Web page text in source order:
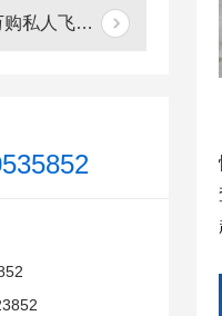
英语老师掏百万购私人飞机与飞机之家开展直升机租赁业务